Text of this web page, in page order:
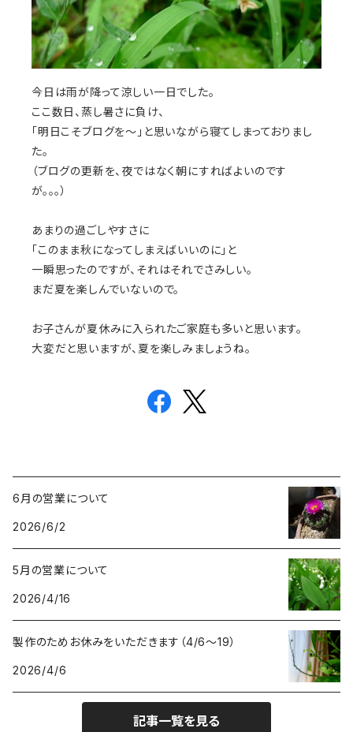
今日は雨が降って涼しい一日でした。
ここ数日、蒸し暑さに負け、
「明日こそブログを〜」と思いながら寝てしまっておりまし
た。
（ブログの更新を、夜ではなく朝にすればよいのです
が。。。）
あまりの過ごしやすさに
「このまま秋になってしまえばいいのに」と
一瞬思ったのですが、それはそれでさみしい。
まだ夏を楽しんでいないので。
お子さんが夏休みに入られたご家庭も多いと思います。
大変だと思いますが、夏を楽しみましょうね。
6月の営業について
2026/6/2
5月の営業について
2026/4/16
製作のためお休みをいただきます（4/6〜19）
2026/4/6
記事一覧を見る